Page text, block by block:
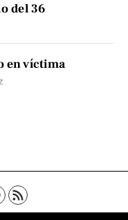
del 36
en víctima
de privacidad